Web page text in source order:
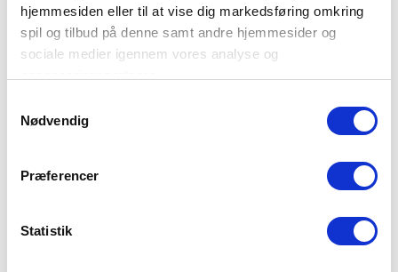
hjemmesiden eller til at vise dig markedsføring omkring
spil og tilbud på denne samt andre hjemmesider og
sociale medier igennem vores analyse og
Du kan læse mere om vores brug af cookies under
"Detaljer" eller ved at klikke videre til vores Cookiepolitik,
Nødvendig
Præferencer
Statistik